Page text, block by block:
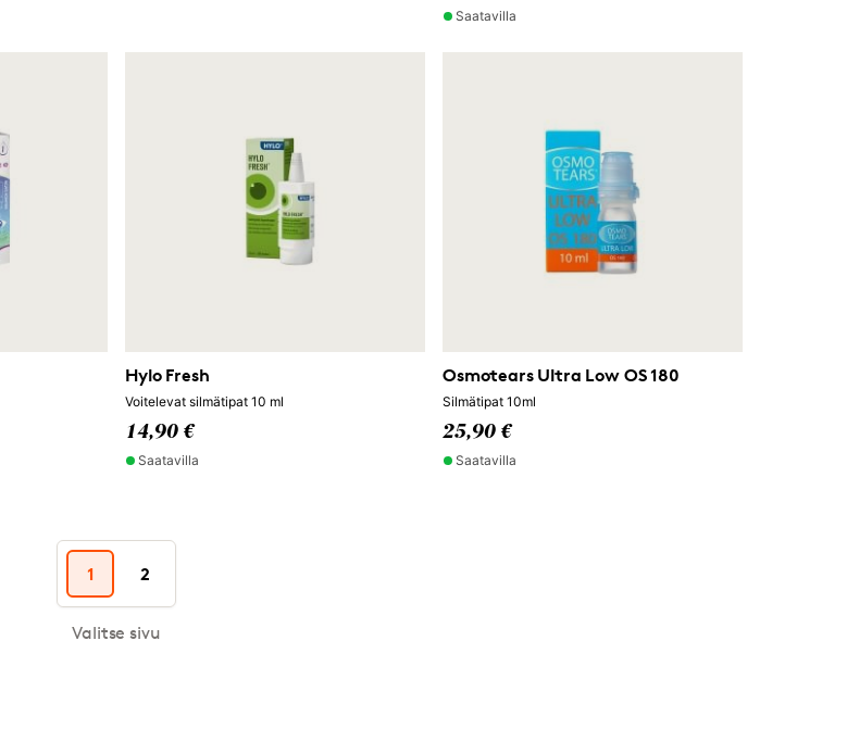
Saatavilla
Hylo Fresh
Voitelevat silmätipat 10 ml
14,90 €
Saatavilla
Osmotears Ultra Low OS 180
Silmätipat 10ml
25,90 €
Saatavilla
1 2
Valitse sivu